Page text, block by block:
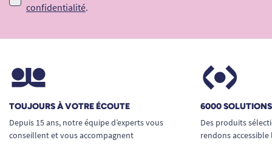
confidentialité.
TOUJOURS À VOTRE ÉCOUTE
Depuis 15 ans, notre équipe d’experts vous
conseillent et vous accompagnent
6000
Des produits
rendons